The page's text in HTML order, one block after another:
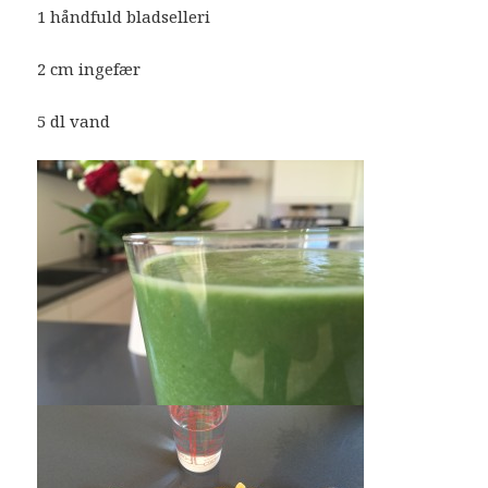
1 håndfuld bladselleri
2 cm ingefær
5 dl vand